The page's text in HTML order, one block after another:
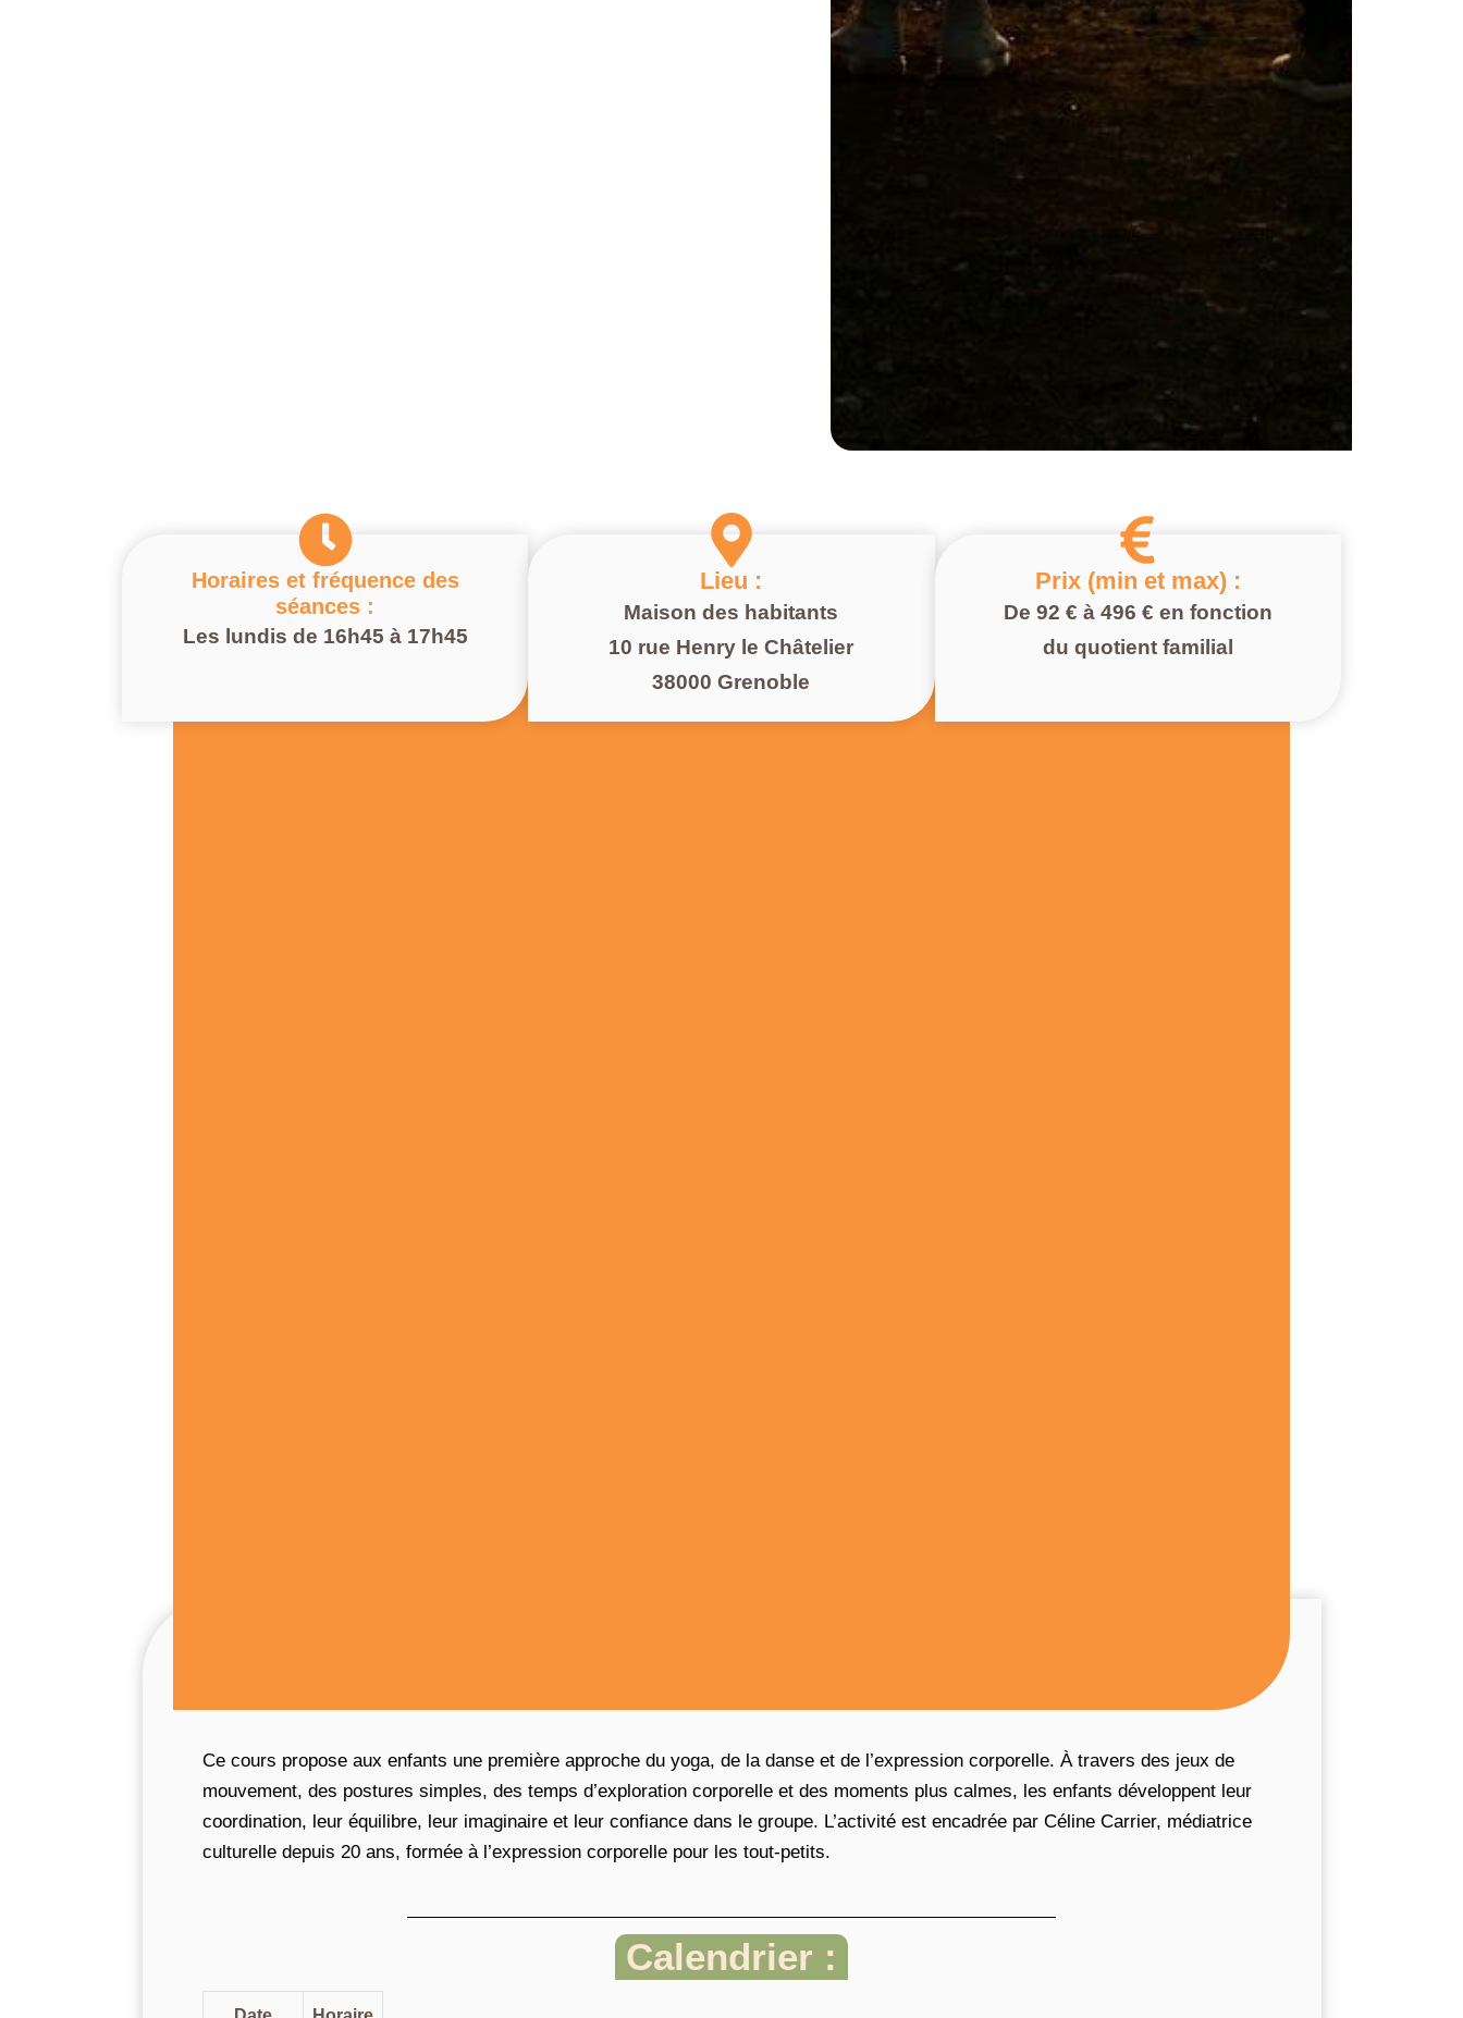
Horaires et fréquence des
séances :
Les lundis de 16h45 à 17h45
Lieu :
Maison des habitants
10 rue Henry le Châtelier
38000 Grenoble
Prix (min et max) :
De 92 € à 496 € en fonction
du quotient familial
Ce cours propose aux enfants une première approche du yoga, de la danse et de l’expression corporelle. À travers des jeux de
mouvement, des postures simples, des temps d’exploration corporelle et des moments plus calmes, les enfants développent leur
coordination, leur équilibre, leur imaginaire et leur confiance dans le groupe. L’activité est encadrée par Céline Carrier, médiatrice
culturelle depuis 20 ans, formée à l’expression corporelle pour les tout-petits.
Calendrier :